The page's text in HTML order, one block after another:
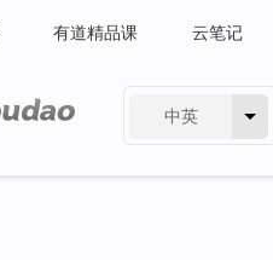
有道精品课 云笔记
中英